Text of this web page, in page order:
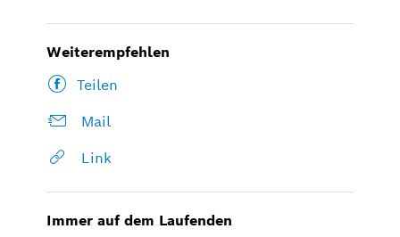
Weiterempfehlen
Teilen
Mail
Link
Immer auf dem Laufenden